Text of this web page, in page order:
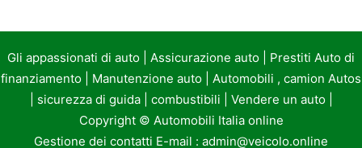
Gli appassionati di auto Assicurazione auto
Prestiti Auto di
finanziamento
Manutenzione auto
Automobili , camion Autos
sicurezza di guida| combustibili Vendere un auto|
Copyright © Automobili Italia online
Gestione dei contatti E-mail : admin@veicolo.online